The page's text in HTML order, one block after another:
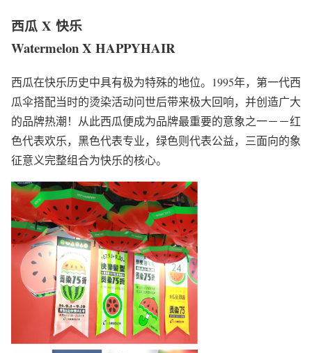
西瓜 X 快乐
Watermelon X HAPPYHAIR
西瓜在快乐历史中具有极为特殊的地位。1995年，第一代西
瓜伞搭配当时的烫染活动问世后带来极大回响，并创造广大
的品牌热潮！从此西瓜便成为品牌最重要的意象之一－－红
色代表欢乐，黑色代表专业，绿色则代表公益，三面向的象
征意义完整组合为快乐的核心。